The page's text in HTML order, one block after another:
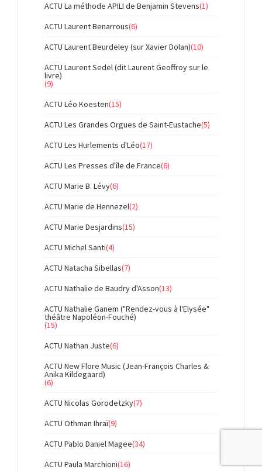
ACTU La méthode APILI de Benjamin Stevens(1)
ACTU Laurent Benarrous(6)
ACTU Laurent Beurdeley (sur Xavier Dolan)(10)
ACTU Laurent Sedel (dit Laurent Geoffroy sur le
livre)
(9)
ACTU Léo Koesten(15)
ACTU Les Grandes Orgues de Saint-Eustache(5)
ACTU Les Hurlements d'Léo(17)
ACTU Les Presses d'île de France(6)
ACTU Marie B. Lévy(6)
ACTU Marie de Hennezel(2)
ACTU Marie Desjardins(15)
ACTU Michel Santi(4)
ACTU Natacha Sibellas(7)
ACTU Nathalie de Baudry d'Asson(13)
ACTU Nathalie Ganem ("Rendez-vous à l'Elysée"
théâtre Napoléon-Fouché)
(15)
ACTU Nathan Juste(6)
ACTU New Flore Music (Jean-François Charles &
Anika Kildegaard)
(6)
ACTU Nicolas Gorodetzky(7)
ACTU Othman Ihraï(9)
ACTU Pablo Daniel Magee(34)
ACTU Paula Marchioni(16)